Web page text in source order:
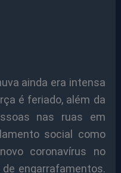
ainda era intensa
é feriado, além da
nas ruas em
social como
coronavírus no
engarrafamentos.